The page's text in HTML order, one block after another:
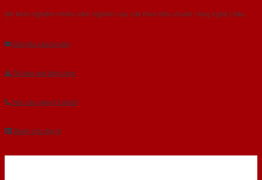
Với kinh nghiệm nhiêu năm nghiên cứu cửa theo tiêu chuẩn công nghệ Châu
Gửi yêu cầu tư vấn
Tải báo giá tổng hợp
Yêu cầu gọi lại (3 phút)
Dành cho đại lý